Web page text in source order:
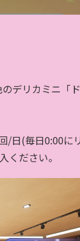
デリカミニ
(毎日0:00に
ください。